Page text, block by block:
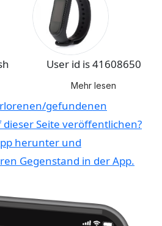
User id is 41608650
Mehr lesen
gefundenen
Seite veröffentlichen?
herunter und
Gegenstand in der App.